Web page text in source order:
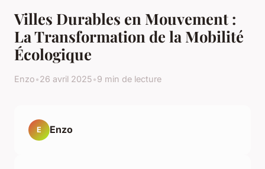
Villes Durables en Mouvement :
La Transformation de la Mobilité
Écologique
Enzo•26 avril 2025•9 min de lecture
E Enzo